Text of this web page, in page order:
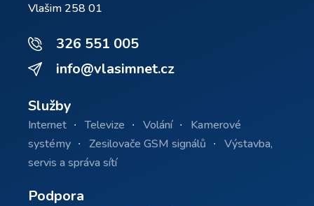
Vlašim 258 01
326 551 005
info@vlasimnet.cz
Služby
Internet Televize Volání
Kamerové
systémy
Zesilovače GSM signálů
Výstavba,
servis a správa sítí
Podpora